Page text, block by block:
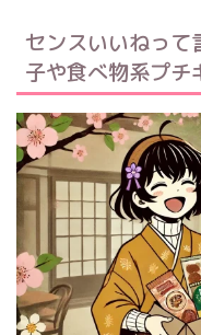
センスいいねって
子や食べ物系プチ